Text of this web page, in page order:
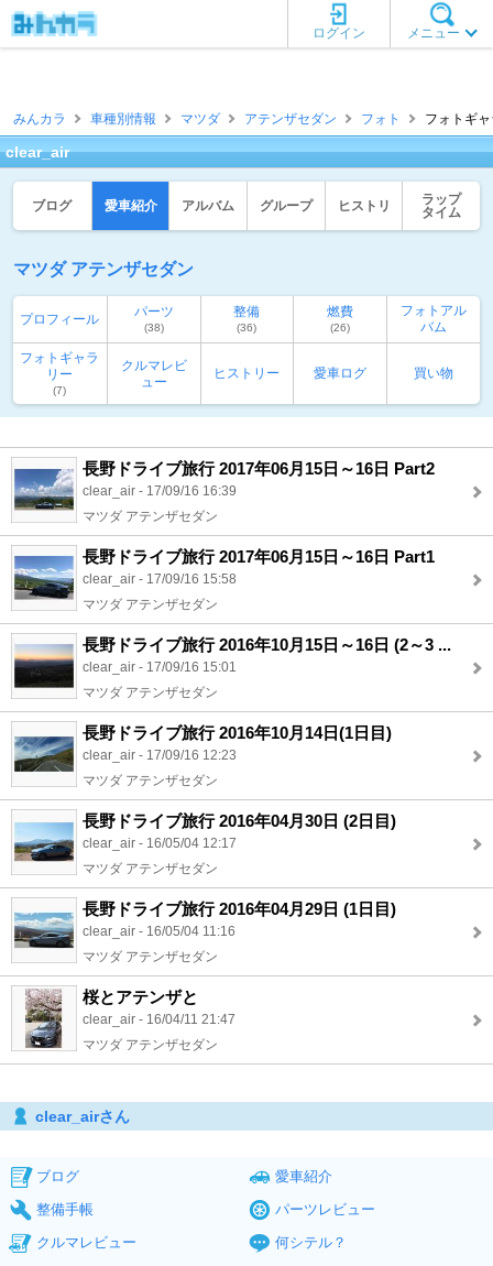
メニュー
ログイン
みんカラ 車種別情報 マツダ アテンザセダン フォト フォトギ
clear_air
ブログ 愛車紹介 アルバム グループ ヒストリ
ラップ
タイム
マツダ アテンザセダン
プロフィール パーツ
(38)
整備
(36)
燃費
(26)
フォトアル
バム
フォトギャラ
リー
(7)
クルマレビ
ュー
ヒストリー 愛車ログ 買い物
長野ドライブ旅行 2017年06月15日～16日 Part2
clear_air - 17/09/16 16:39
マツダ アテンザセダン
長野ドライブ旅行 2017年06月15日～16日 Part1
clear_air - 17/09/16 15:58
マツダ アテンザセダン
長野ドライブ旅行 2016年10月15日～16日 (2～3 ...
clear_air - 17/09/16 15:01
マツダ アテンザセダン
長野ドライブ旅行 2016年10月14日(1日目)
clear_air - 17/09/16 12:23
マツダ アテンザセダン
長野ドライブ旅行 2016年04月30日 (2日目)
clear_air - 16/05/04 12:17
マツダ アテンザセダン
長野ドライブ旅行 2016年04月29日 (1日目)
clear_air - 16/05/04 11:16
マツダ アテンザセダン
桜とアテンザと
clear_air - 16/04/11 21:47
マツダ アテンザセダン
clear_airさん
ブログ
愛車紹介
整備手帳
パーツレビュー
クルマレビュー
何シテル？